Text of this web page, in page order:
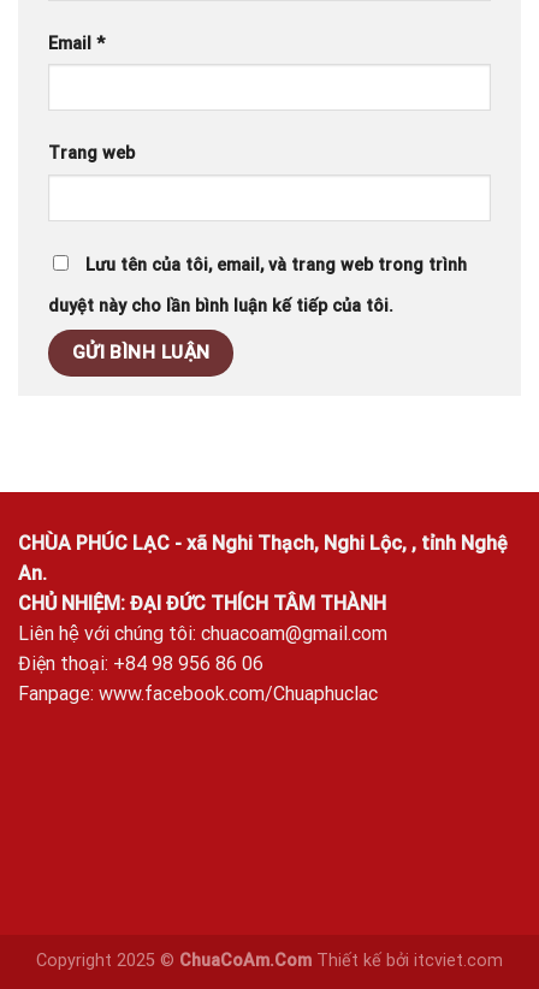
Email *
Trang web
Lưu tên của tôi, email, và trang web trong trình
duyệt này cho lần bình luận kế tiếp của tôi.
CHÙA PHÚC LẠC - xã Nghi Thạch, Nghi Lộc, , tỉnh Nghệ
An.
CHỦ NHIỆM: ĐẠI ĐỨC THÍCH TÂM THÀNH
Liên hệ với chúng tôi: chuacoam@gmail.com
Điện thoại: +84 98 956 86 06
Fanpage: www.facebook.com/Chuaphuclac
Copyright 2025 © ChuaCoAm.Com Thiết kế bởi itcviet.com